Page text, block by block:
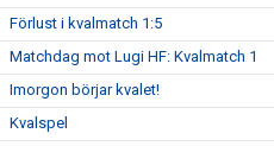
Förlust i kvalmatch 1:5
Matchdag mot Lugi HF: Kvalmatch 1
Imorgon börjar kvalet!
Kvalspel